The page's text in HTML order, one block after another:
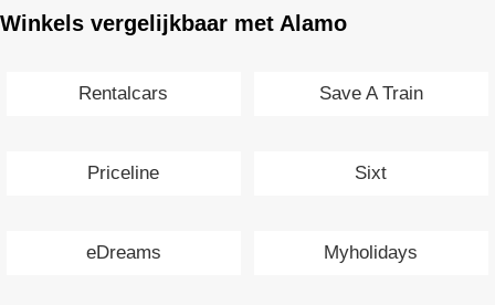
Winkels vergelijkbaar met Alamo
Rentalcars Save A Train
Priceline Sixt
eDreams Myholidays